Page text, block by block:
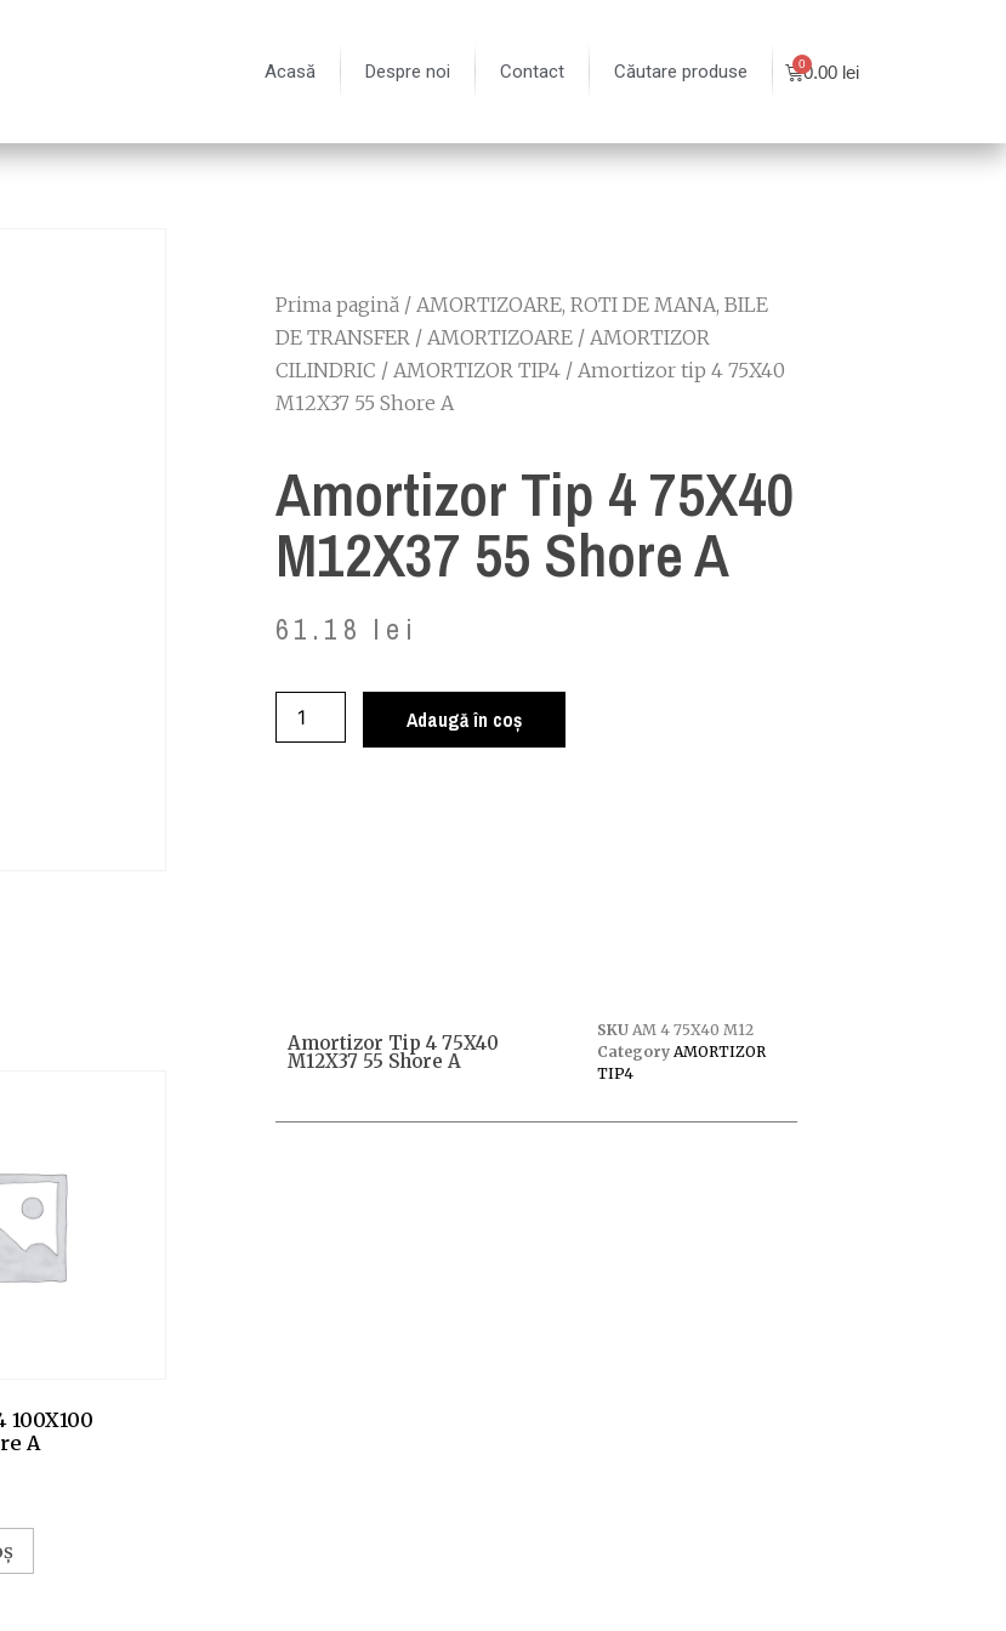
Acasă Despre noi Contact Căutare produse 0.00 lei
Prima pagină / AMORTIZOARE, ROTI DE MANA, BILE
DE TRANSFER / AMORTIZOARE / AMORTIZOR
CILINDRIC / AMORTIZOR TIP4 / Amortizor tip 4 75X40
M12X37 55 Shore A
Amortizor Tip 4 75X40
M12X37 55 Shore A
61.18 lei
Adaugă în coș
A
Amortizor Tip 4 75X40
M12X37 55 Shore A
SKU AM 4 75X40 M12
Category AMORTIZOR
TIP4